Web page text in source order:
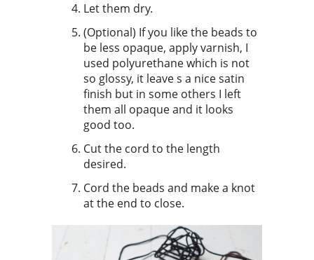
Let them dry.
(Optional) If you like the beads to
be less opaque, apply varnish, I
used polyurethane which is not
so glossy, it leave s a nice satin
finish but in some others I left
them all opaque and it looks
good too.
Cut the cord to the length
desired.
Cord the beads and make a knot
at the end to close.